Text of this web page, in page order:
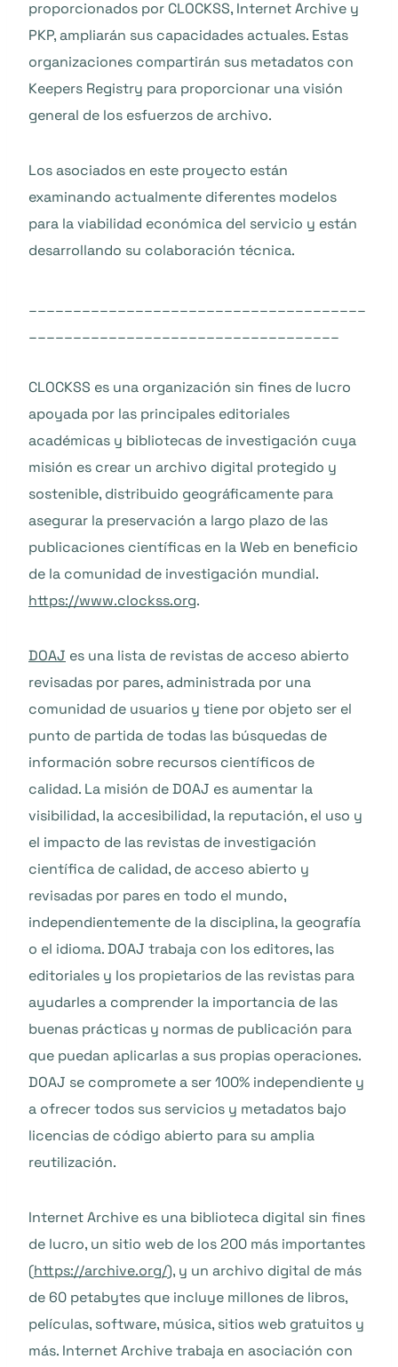
proporcionados por CLOCKSS, Internet Archive y
PKP, ampliarán sus capacidades actuales. Estas
organizaciones compartirán sus metadatos con
Keepers Registry para proporcionar una visión
general de los esfuerzos de archivo.
Los asociados en este proyecto están
examinando actualmente diferentes modelos
para la viabilidad económica del servicio y están
desarrollando su colaboración técnica.
CLOCKSS es una organización sin fines de lucro
apoyada por las principales editoriales
académicas y bibliotecas de investigación cuya
misión es crear un archivo digital protegido y
sostenible, distribuido geográficamente para
asegurar la preservación a largo plazo de las
publicaciones científicas en la Web en beneficio
de la comunidad de investigación mundial.
https://www.clockss.org.
DOAJ es una lista de revistas de acceso abierto
revisadas por pares, administrada por una
comunidad de usuarios y tiene por objeto ser el
punto de partida de todas las búsquedas de
información sobre recursos científicos de
calidad. La misión de DOAJ es aumentar la
visibilidad, la accesibilidad, la reputación, el uso y
el impacto de las revistas de investigación
científica de calidad, de acceso abierto y
revisadas por pares en todo el mundo,
independientemente de la disciplina, la geografía
o el idioma. DOAJ trabaja con los editores, las
editoriales y los propietarios de las revistas para
ayudarles a comprender la importancia de las
buenas prácticas y normas de publicación para
que puedan aplicarlas a sus propias operaciones.
DOAJ se compromete a ser 100% independiente y
a ofrecer todos sus servicios y metadatos bajo
licencias de código abierto para su amplia
reutilización.
Internet Archive es una biblioteca digital sin fines
de lucro, un sitio web de los 200 más importantes
(https://archive.org/), y un archivo digital de más
de 60 petabytes que incluye millones de libros,
películas, software, música, sitios web gratuitos y
más. Internet Archive trabaja en asociación con